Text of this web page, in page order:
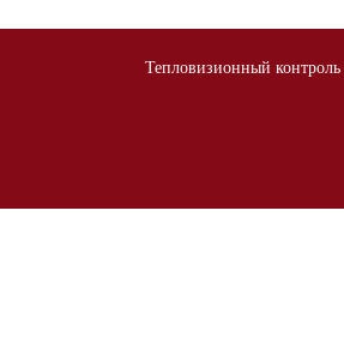
Тепловизионный контроль